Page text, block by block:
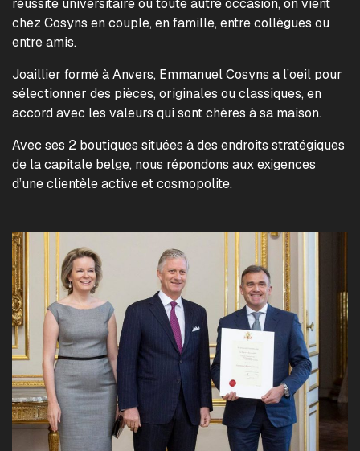
réussite universitaire ou toute autre occasion, on vient
chez Cosyns en couple, en famille, entre collègues ou
entre amis.
Joaillier formé à Anvers, Emmanuel Cosyns a l’oeil pour
sélectionner des pièces, originales ou classiques, en
accord avec les valeurs qui sont chères à sa maison.
Avec ses 2 boutiques situées à des endroits stratégiques
de la capitale belge, nous répondons aux exigences
d’une clientèle active et cosmopolite.